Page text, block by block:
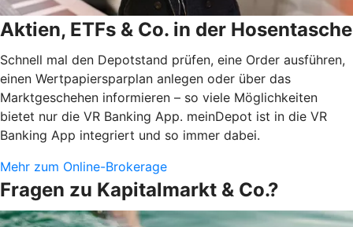
Aktien, ETFs & Co. in der Hosentasche
Schnell mal den Depotstand prüfen, eine Order ausführen,
einen Wertpapiersparplan anlegen oder über das
Marktgeschehen informieren – so viele Möglichkeiten
bietet nur die VR Banking App. meinDepot ist in die VR
Banking App integriert und so immer dabei.
Mehr zum Online-Brokerage
Fragen zu Kapitalmarkt & Co.?